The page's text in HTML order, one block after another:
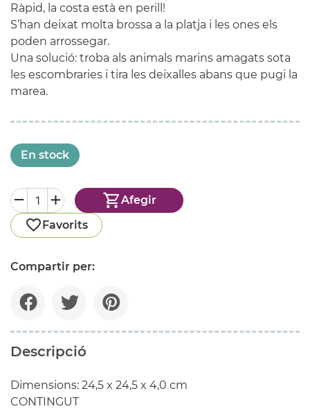
Ràpid, la costa està en perill!
S’han deixat molta brossa a la platja i les ones els
poden arrossegar.
Una solució: troba als animals marins amagats sota
les escombraries i tira les deixalles abans que pugi la
marea.
En stock
Afegir
Favorits
Compartir per:
Descripció
Dimensions: 24,5 x 24,5 x 4,0 cm
CONTINGUT